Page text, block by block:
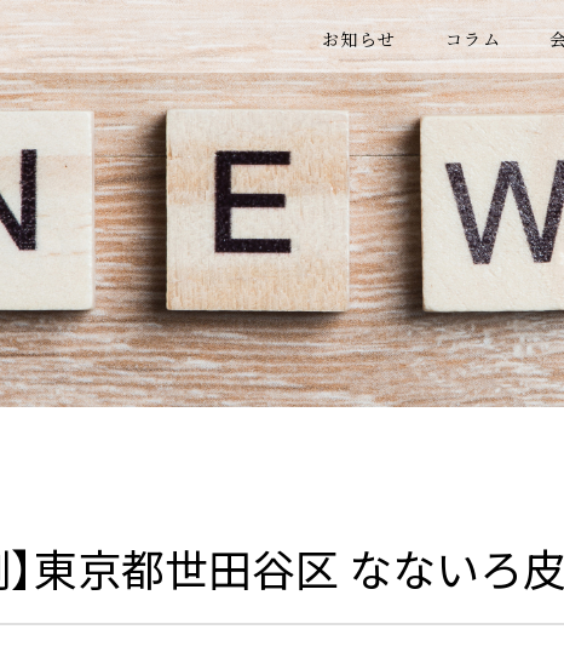
お知らせ コラム
】東京都世田谷区 なないろ